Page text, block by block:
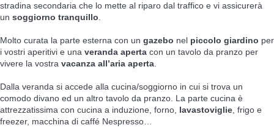
stradina secondaria che lo mette al riparo dal traffico e vi assicurerà
un soggiorno tranquillo.
Molto curata la parte esterna con un gazebo nel piccolo giardino per
i vostri aperitivi e una veranda aperta con un tavolo da pranzo per
vivere la vostra vacanza all’aria aperta.
Dalla veranda si accede alla cucina/soggiorno in cui si trova un
comodo divano ed un altro tavolo da pranzo. La parte cucina è
attrezzatissima con cucina a induzione, forno, lavastoviglie, frigo e
freezer, macchina di caffé Nespresso…